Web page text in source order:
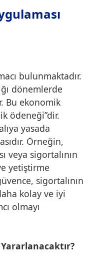
bulunmaktadır.
dönemlerde
Bu ekonomik
ödeneği”dir.
yasada
Örneğin,
veya sigortalının
yetiştirme
sigortalının
kolay ve iyi
olmayı